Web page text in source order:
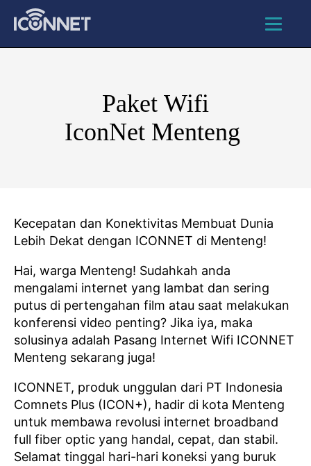
Paket Wifi
IconNet Menteng
Kecepatan dan Konektivitas Membuat Dunia
Lebih Dekat dengan ICONNET di Menteng!
Hai, warga Menteng! Sudahkah anda
mengalami internet yang lambat dan sering
putus di pertengahan film atau saat melakukan
konferensi video penting? Jika iya, maka
solusinya adalah Pasang Internet Wifi ICONNET
Menteng sekarang juga!
ICONNET, produk unggulan dari PT Indonesia
Comnets Plus (ICON+), hadir di kota Menteng
untuk membawa revolusi internet broadband
full fiber optic yang handal, cepat, dan stabil.
Selamat tinggal hari-hari koneksi yang buruk